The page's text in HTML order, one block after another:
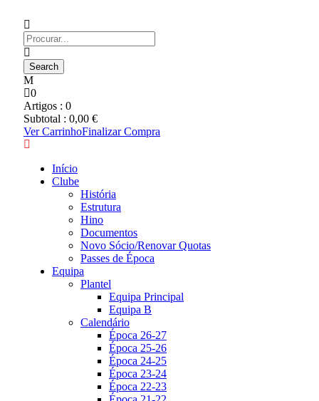
0
Artigos : 0
Subtotal : 0,00 €
Ver CarrinhoFinalizar Compra
Início
Clube
História
Estrutura
Hino
Documentos
Novo Sócio/Renovar Quotas
Passes de Época
Equipa
Plantel
Equipa Principal
Equipa B
Calendário
Época 26-27
Época 25-26
Época 24-25
Época 23-24
Época 22-23